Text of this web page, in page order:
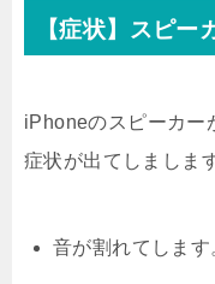
【症状】スピー
iPhoneのスピーカー
症状が出てしましま
音が割れてします